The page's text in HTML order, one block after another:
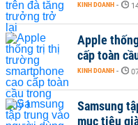
KINH DOANH -
Apple
cấp toàn
KINH DOANH -
Samsung
mục tiêu